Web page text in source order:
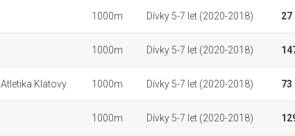
1000m Dívky 5-7 let (2020-2018) 27
1000m Dívky 5-7 let (2020-2018)
Atletika Klatovy 1000m Dívky 5-7 let (2020-2018) 73
1000m Dívky 5-7 let (2020-2018)